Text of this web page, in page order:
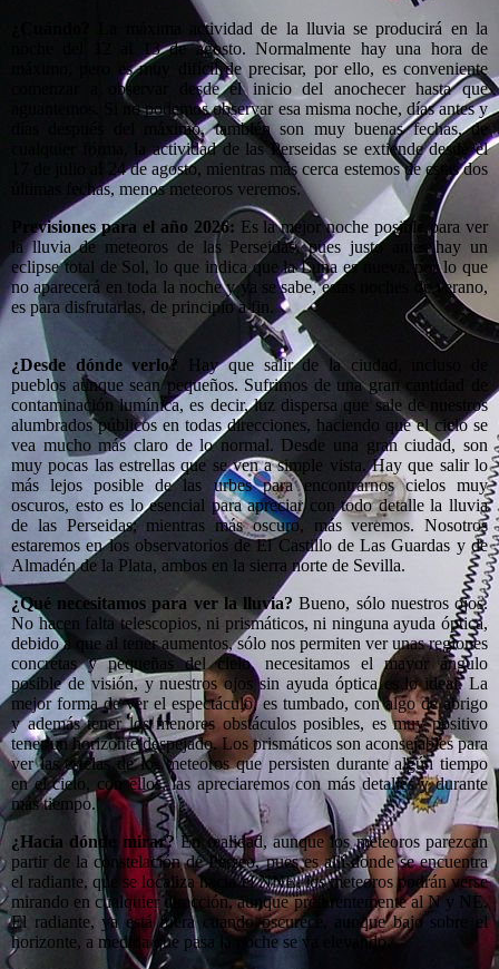
La máxima actividad de la lluvia se producirá en la
noche del 12 al 13 de agosto. Normalmente hay una hora de
máximo, pero es muy difícil de precisar, por ello, es conveniente
comenzar a observar desde el inicio del anochecer hasta que
aguantemos. Si no podemos observar esa misma noche, días antes y
días después del máximo, también son muy buenas fechas, de
cualquier forma, la actividad de las Perseidas se extiende desde el
17 de julio al 24 de agosto, mientras más cerca estemos de estas dos
últimas fechas, menos meteoros veremos.
Previsiones para el año 2026: Es la mejor noche posible para ver
la lluvia de meteoros de las Perseidas, pues justo antes hay un
eclipse total de Sol, lo que indica que la Luna es nueva, por lo que
no aparecerá en toda la noche y ya se sabe, estas noches de verano,
es para disfrutarlas, de principio a fin.
¿Desde dónde verlo?
Hay que salir de la ciudad, incluso de
pueblos aunque sean pequeños. Sufrimos de una gran cantidad de
contaminación lumínica, es decir, luz dispersa que sale de nuestros
alumbrados públicos en todas direcciones, haciendo que el cielo se
vea mucho más claro de lo normal. Desde una gran ciudad, son
muy pocas las estrellas que se ven a simple vista. Hay que salir lo
más lejos posible de las urbes para encontrarnos cielos muy
oscuros, esto es lo esencial para apreciar con todo detalle la lluvia
de las Perseidas; mientras más oscuro, más veremos. Nosotros
estaremos en los observatorios de El Castillo de Las Guardas y de
Almadén de la Plata, ambos en la sierra norte de Sevilla.
¿Qué necesitamos para ver la lluvia? Bueno, sólo nuestros ojos.
No hacen falta telescopios, ni prismáticos, ni ninguna ayuda óptica,
debido a que al tener aumentos, sólo nos permiten ver unas regiones
concretas y pequeñas del cielo, necesitamos el mayor ángulo
posible de visión, y nuestros ojos sin ayuda óptica es lo ideal. La
mejor forma de ver el espectáculo, es tumbado, con algo de abrigo
y además tener los menores obstáculos posibles, es muy positivo
tener un horizonte despejado. Los prismáticos son aconsejables para
ver las estelas de los meteoros que persisten durante algún tiempo
en el cielo, con ellos, las apreciaremos con más detalles y durante
más tiempo.
¿Hacia dónde mirar?En realidad, aunque los meteoros parezcan
partir de la constelación de Perseo, pues es allí donde se encuentra
el radiante, que se localiza hacia el NNE, los meteoros podrán verse
mirando en cualquier dirección, aunque preferentemente al N y NE.
El radiante, ya está fuera cuando oscurece, aunque bajo sobre el
horizonte, a medida que pasa la noche se va elevando.